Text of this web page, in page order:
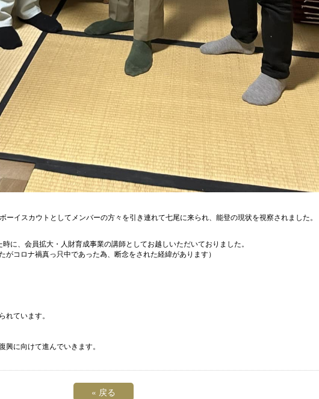
イスカウトとしてメンバーの方々を引き連れて七尾に来られ、能登の現状を視察されました。
に、会員拡大・人財育成事業の講師としてお越しいただいておりました。
コロナ禍真っ只中であった為、断念をされた経緯があります）
れています。
に向けて進んでいきます。
« 戻る